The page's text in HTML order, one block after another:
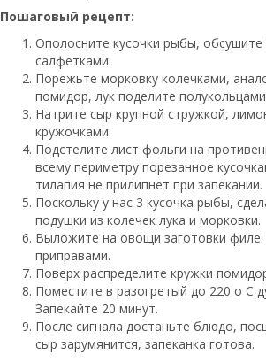
Пошаговый рецепт:
Ополосните кусочки рыбы,
салфетками.
Порежьте морковку колечками,
помидор, лук поделите
Натрите сыр крупной стружкой,
кружочками.
Подстелите лист фольги на
всему периметру порезанное
тилапия не прилипнет при запекании.
Поскольку у нас 3 кусочка рыбы,
подушки из колечек лука и морковки.
Выложите на овощи заготовки
приправами.
Поверх распределите кружки
Поместите в разогретый до 220 о С
Запекайте 20 минут.
После сигнала достаньте блюдо,
сыр зарумянится, запеканка готова.